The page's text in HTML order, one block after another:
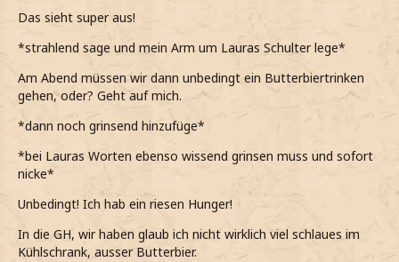
Das sieht super aus!
*strahlend sage und mein Arm um Lauras Schulter lege*
Am Abend müssen wir dann unbedingt ein Butterbiertrinken
gehen, oder? Geht auf mich.
*dann noch grinsend hinzufüge*
*bei Lauras Worten ebenso wissend grinsen muss und sofort
nicke*
Unbedingt! Ich hab ein riesen Hunger!
In die GH, wir haben glaub ich nicht wirklich viel schlaues im
Kühlschrank, ausser Butterbier.